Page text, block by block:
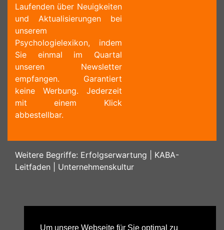
Um unsere Webseite für Sie optimal zu
Laufenden über Neuigkeiten
und Aktualisierungen bei
unserem
Psychologielexikon, indem
Sie einmal im Quartal
unseren Newsletter
empfangen. Garantiert
keine Werbung. Jederzeit
mit einem Klick
abbestellbar.
Weitere Begriffe: Erfolgserwartung
KABA-
Leitfaden
Unternehmenskultur